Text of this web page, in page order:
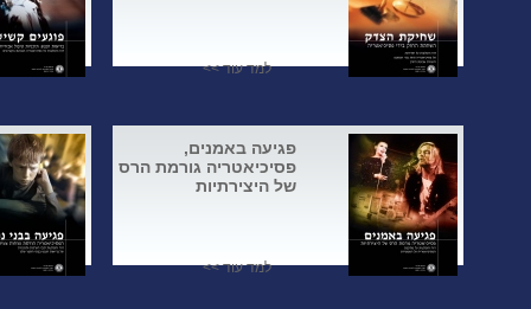
למד עוד >>
פגיעה באמנים,
פסיכיאטריה גורמת הרס
של היצירתיות
למד עוד >>